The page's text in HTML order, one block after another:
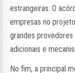
estrangeiras. O
empresas no
grandes provedores
adicionais e
No fim, a principal